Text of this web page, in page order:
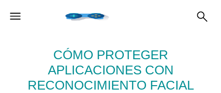
CÓMO PROTEGER
APLICACIONES CON
RECONOCIMIENTO FACIAL